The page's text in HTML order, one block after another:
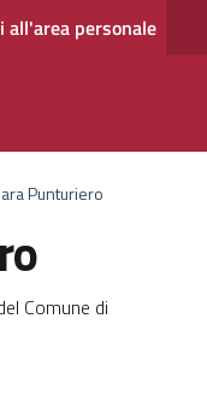
all'area personale
Punturiero
Comune di